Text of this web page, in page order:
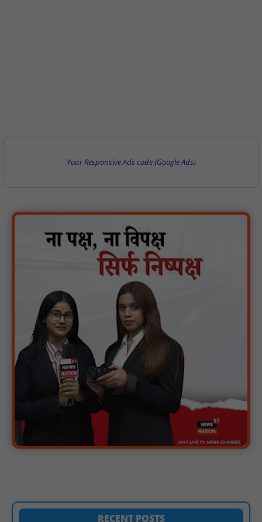
Your Responsive Ads code (Google Ads)
वर्धा में ज़िला परिषद के कर्मचारी चौदह दिनों से हड़ताल पर : NN81
पीएचईडी विभाग मंत्री ने जहाजपुर विधानसभा क्षेत्र में विभिन्न विकास कार्यों का
किया शिलान्यास एवं लोकार्पण : NN81
पारस पोर्टल से होगी योजनाओं की नियमित समीक्षा, मुख्यमंत्री विष्णुदेव साय ने
दिए समयबद्ध क्रियान्वयन के निर्देश : NN81
सोलर हाई मास्ट से रोशन हो रहे वनांचल के गांव, नियद नेल्लानार ग्रामों में बढ़ी
सुरक्षा और सुविधा : NN81
सरस्वती साइकिल योजना के तहत 18 छात्राओं को साइकिल वितरण, 'एक पेड़
माँ के नाम' अभियान में हुआ वृक्षारोपण : NN81
रेजिडेंट डॉक्टरों का शांतिपूर्ण आंदोलन जारी, सभी रेजिडेंट्स का लंबित वेतन
जारी होने तक संघर्ष रहेगा : NN81
टिमरनी नगर व आसपास के ग्रामीण क्षेत्रों के स्कूल वाहन चालकों ने
तहसीलदार को सौंपा ज्ञापन, आज हड़ताल पर रहे सभी वाहन चालक : NN81
मस्तूरी जनपद पंचायत में 131 सरपंचों का प्रशिक्षण संपन्न, वीबी-जी राम-जी
अभियान के बदलावों और तकनीकी प्रबंधन की दी गई विस्तृत जानकारी :
पिड़ावा में आगामी त्योहारों को लेकर शांति समिति की बैठक आयोजित : NN81